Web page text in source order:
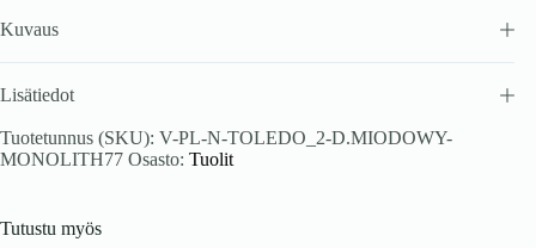
Kuvaus
Lisätiedot
Tuotetunnus (SKU): V-PL-N-TOLEDO_2-D.MIODOWY-
MONOLITH77 Osasto: Tuolit
Tutustu myös